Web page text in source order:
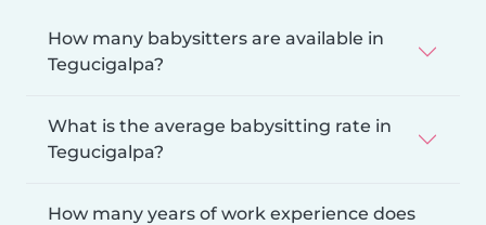
How many babysitters are available in
Tegucigalpa?
What is the average babysitting rate in
Tegucigalpa?
How many years of work experience does